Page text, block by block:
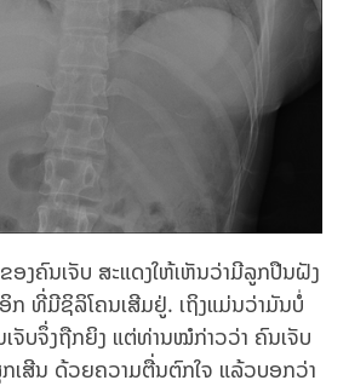
ອງຄົນເຈັບ ສະແດງໃຫ້ເຫັນວ່າມີລູກປືນຝັງ
ກ ທີ່ມີຊິລິໂຄນເສີມຢູ່. ເຖິງແມ່ນວ່າມັນບໍ່
ຈັບຈຶ່ງຖືກຍິງ ແຕ່ທ່ານໝໍກ່າວວ່າ ຄົນເຈັບ
ກເສີນ ດ້ວຍຄວາມຕື່ນຕົກໃຈ ແລ້ວບອກວ່າ